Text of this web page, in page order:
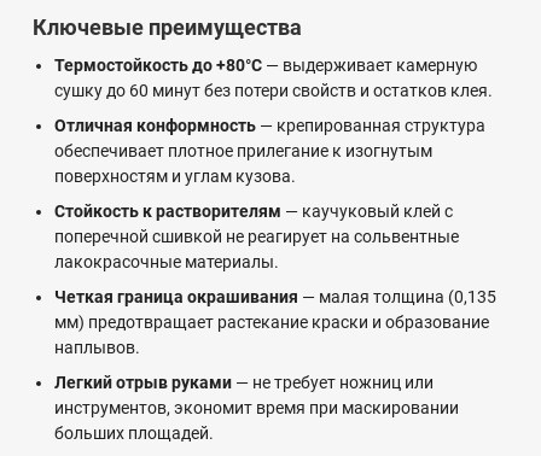
Ключевые преимущества
Термостойкость до +80°C — выдерживает камерную
сушку до 60 минут без потери свойств и остатков клея.
Отличная конформность — крепированная структура
обеспечивает плотное прилегание к изогнутым
поверхностям и углам кузова.
Стойкость к растворителям — каучуковый клей с
поперечной сшивкой не реагирует на сольвентные
лакокрасочные материалы.
Четкая граница окрашивания — малая толщина (0,135
мм) предотвращает растекание краски и образование
наплывов.
Легкий отрыв руками — не требует ножниц или
инструментов, экономит время при маскировании
больших площадей.